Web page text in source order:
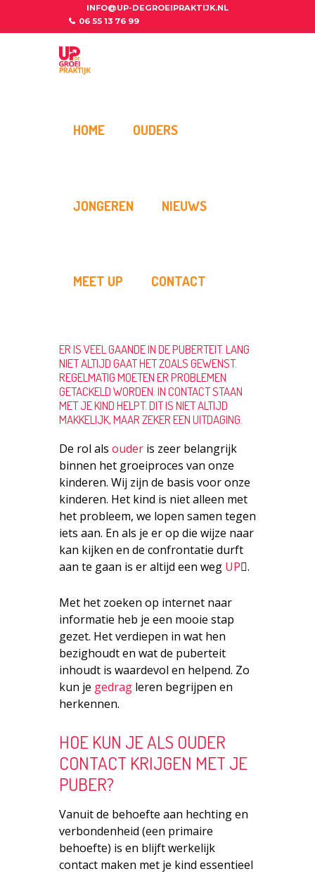
INFO@UP-DEGROEIPRAKTIJK.NL
06 55 13 76 99
HOME OUDERS
JONGEREN NIEUWS
MEET UP CONTACT
ER IS VEEL GAANDE IN DE PUBERTEIT. LANG
NIET ALTIJD GAAT HET ZOALS GEWENST.
REGELMATIG MOETEN ER PROBLEMEN
GETACKELD WORDEN. IN CONTACT STAAN
MET JE KIND HELPT. DIT IS NIET ALTIJD
MAKKELIJK, MAAR ZEKER EEN UITDAGING.
De rol als ouder is zeer belangrijk
binnen het groeiproces van onze
kinderen. Wij zijn de basis voor onze
kinderen. Het kind is niet alleen met
het probleem, we lopen samen tegen
iets aan. En als je er op die wijze naar
kan kijken en de confrontatie durft
aan te gaan is er altijd een weg UP.
Met het zoeken op internet naar
informatie heb je een mooie stap
gezet. Het verdiepen in wat hen
bezighoudt en wat de puberteit
inhoudt is waardevol en helpend. Zo
kun je gedrag leren begrijpen en
herkennen.
HOE KUN JE ALS OUDER
CONTACT KRIJGEN MET JE
PUBER?
Vanuit de behoefte aan hechting en
verbondenheid (een primaire
behoefte) is en blijft werkelijk
contact maken met je kind essentieel